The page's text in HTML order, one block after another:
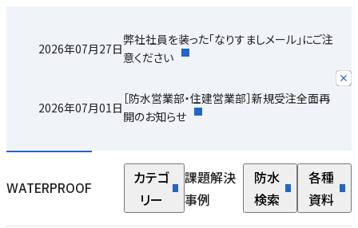
2026年07月27日
弊社社員を装った「なりすましメール」にご注
意ください
2026年07月01日
［防水営業部・住建営業部］新規受注全面再
開のお知らせ
WATERPROOF
カテゴ
リー
課題解決
事例
防水
検索
各種
資料